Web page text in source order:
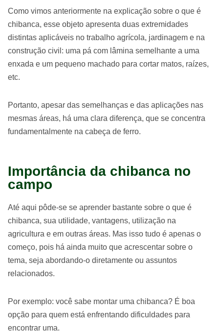
Como vimos anteriormente na explicação sobre o que é
chibanca, esse objeto apresenta duas extremidades
distintas aplicáveis no trabalho agrícola, jardinagem e na
construção civil: uma pá com lâmina semelhante a uma
enxada e um pequeno machado para cortar matos, raízes,
etc.
Portanto, apesar das semelhanças e das aplicações nas
mesmas áreas, há uma clara diferença, que se concentra
fundamentalmente na cabeça de ferro.
Importância da chibanca no
campo
Até aqui pôde-se se aprender bastante sobre o que é
chibanca, sua utilidade, vantagens, utilização na
agricultura e em outras áreas. Mas isso tudo é apenas o
começo, pois há ainda muito que acrescentar sobre o
tema, seja abordando-o diretamente ou assuntos
relacionados.
Por exemplo: você sabe montar uma chibanca? É boa
opção para quem está enfrentando dificuldades para
encontrar uma.